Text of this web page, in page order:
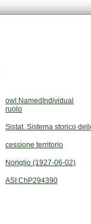
owl:NamedIndividual
ruolo
Sistat. Sistema storico
cessione territorio
Noriglio (1927-06-02)
ASI:ChP294390